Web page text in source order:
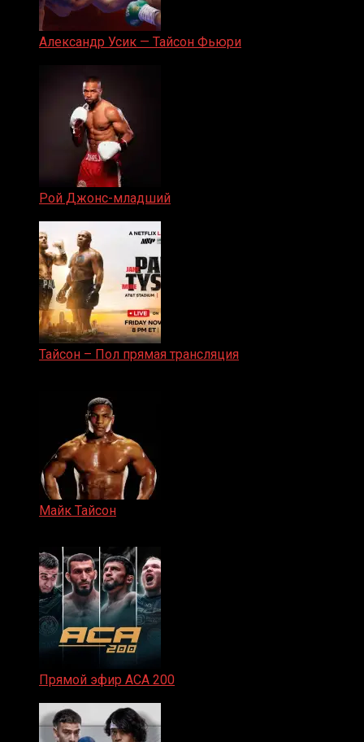
Александр Усик — Тайсон Фьюри
Рой Джонс-младший
Тайсон – Пол прямая трансляция
Майк Тайсон
Прямой эфир ACA 200